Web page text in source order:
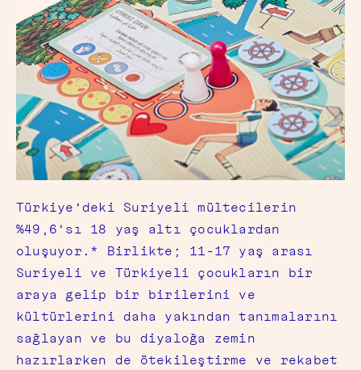
Türkiye’deki Suriyeli mültecilerin
%49,6’sı 18 yaş altı çocuklardan
oluşuyor.* Birlikte; 11-17 yaş arası
Suriyeli ve Türkiyeli çocukların bir
araya gelip bir birilerini ve
kültürlerini daha yakından tanımalarını
sağlayan ve bu diyaloğa zemin
hazırlarken de ötekileştirme ve rekabet